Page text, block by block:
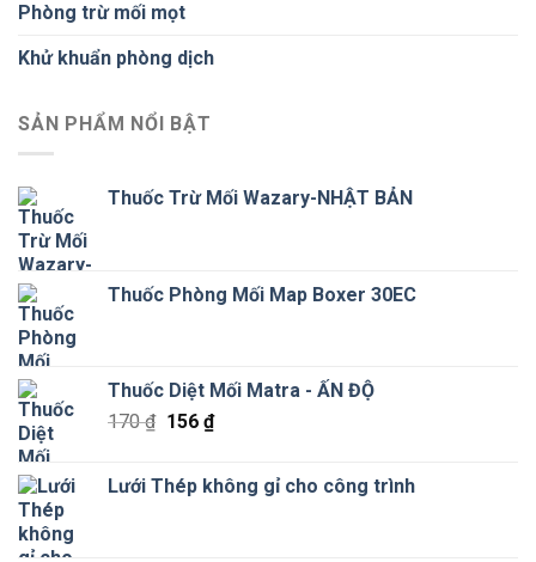
Phòng trừ mối mọt
Khử khuẩn phòng dịch
SẢN PHẨM NỔI BẬT
Thuốc Trừ Mối Wazary-NHẬT BẢN
Thuốc Phòng Mối Map Boxer 30EC
Thuốc Diệt Mối Matra - ẤN ĐỘ
170₫ Giá
170 ₫.
156 ₫Giá
là:
Lưới Thép không gỉ cho công trình